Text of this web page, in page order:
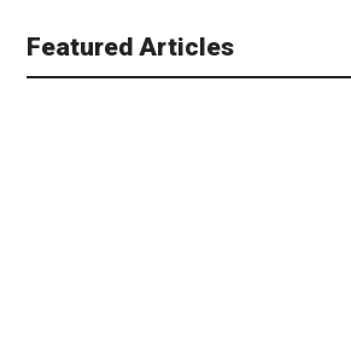
Featured Articles